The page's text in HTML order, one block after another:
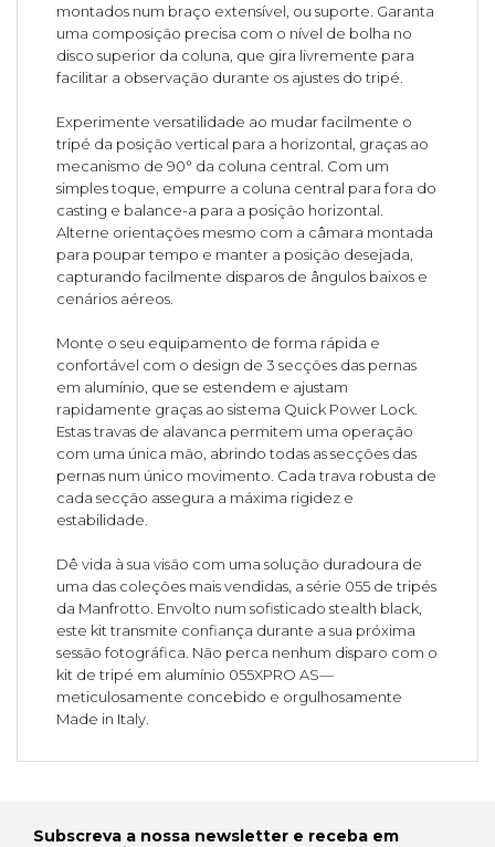
montados num braço extensível, ou suporte. Garanta
uma composição precisa com o nível de bolha no
disco superior da coluna, que gira livremente para
facilitar a observação durante os ajustes do tripé.
Experimente versatilidade ao mudar facilmente o
tripé da posição vertical para a horizontal, graças ao
mecanismo de 90° da coluna central. Com um
simples toque, empurre a coluna central para fora do
casting e balance-a para a posição horizontal.
Alterne orientações mesmo com a câmara montada
para poupar tempo e manter a posição desejada,
capturando facilmente disparos de ângulos baixos e
cenários aéreos.
Monte o seu equipamento de forma rápida e
confortável com o design de 3 secções das pernas
em alumínio, que se estendem e ajustam
rapidamente graças ao sistema Quick Power Lock.
Estas travas de alavanca permitem uma operação
com uma única mão, abrindo todas as secções das
pernas num único movimento. Cada trava robusta de
cada secção assegura a máxima rigidez e
estabilidade.
Dê vida à sua visão com uma solução duradoura de
uma das coleções mais vendidas, a série 055 de tripés
da Manfrotto. Envolto num sofisticado stealth black,
este kit transmite confiança durante a sua próxima
sessão fotográfica. Não perca nenhum disparo com o
kit de tripé em alumínio 055XPRO AS—
meticulosamente concebido e orgulhosamente
Made in Italy.
Subscreva a nossa newsletter e receba em